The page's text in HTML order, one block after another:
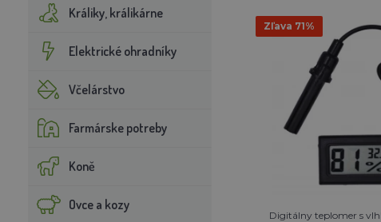
Králiky, králikárne
Elektrické ohradníky
Včelárstvo
Farmárske potreby
Koně
Ovce a kozy
Zľava 71%
Digitálny teplomer s